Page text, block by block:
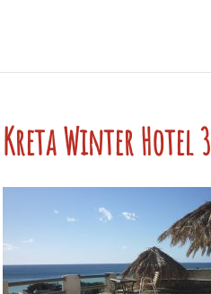
Kreta Winter Hotel 3